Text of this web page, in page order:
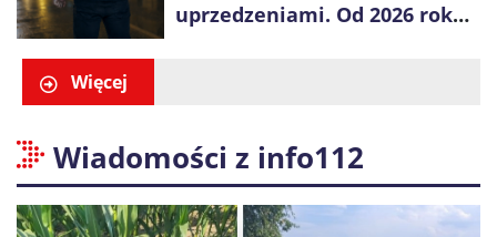
uprzedzeniami. Od 2026 roku
Więcej
Wiadomości z info112